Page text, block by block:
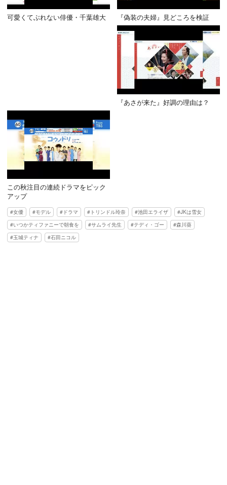
可愛くてぶれない俳優・千葉雄大 『偽装の夫婦』見どころを検証
『あさが来た』好調の理由は？
この秋注目の連続ドラマをピック
アップ
女優 モデル ドラマ トリンドル玲奈 池田エライザ
JKは雪女
いつかティファニーで朝食を
サムライ先生 テディ・ゴー
森川葵
玉城ティナ
石田ニコル